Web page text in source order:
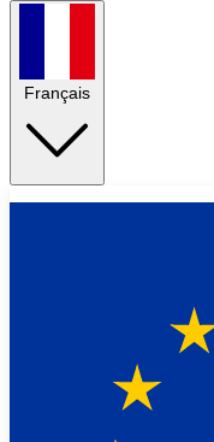
Français